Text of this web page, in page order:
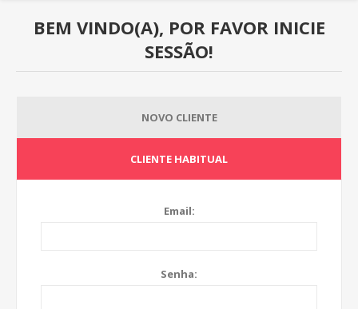
BEM VINDO(A), POR FAVOR INICIE
SESSÃO!
NOVO CLIENTE
CLIENTE HABITUAL
Email:
Senha: